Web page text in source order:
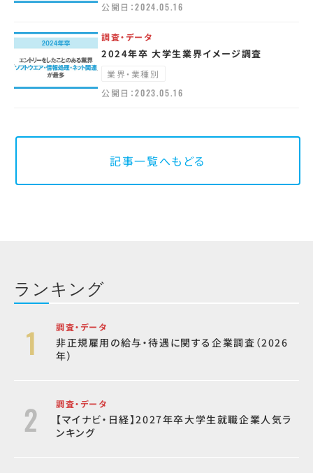
公開日：2024.05.16
調査・データ
2024年卒 大学生業界イメージ調査
業界・業種別
公開日：2023.05.16
記事一覧へもどる
ランキング
調査・データ
非正規雇用の給与・待遇に関する企業調査（2026
年）
調査・データ
【マイナビ・日経】2027年卒大学生就職企業人気ラ
ンキング